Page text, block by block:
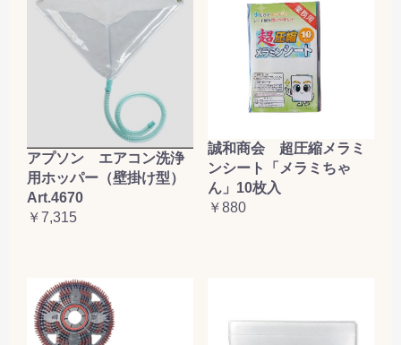
アプソン エアコン洗浄
用ホッパー（壁掛け型）
Art.4670
￥7,315
誠和商会 超圧縮メラミ
ンシート「メラミちゃ
ん」10枚入
￥880